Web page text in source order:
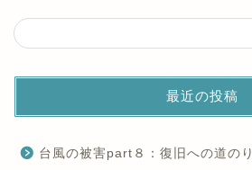
最近の投稿
台風の被害part８：復旧への道のり